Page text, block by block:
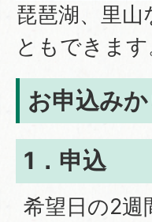
琵琶湖、里
ともできます
お申込み
1．申込
希望日の2週